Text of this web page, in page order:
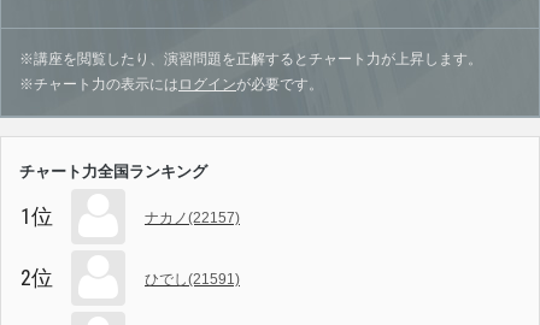
※講座を閲覧したり、演習問題を正解するとチャート力が上昇します。
※チャート力の表示には ログインが必要です。
チャート力全国ランキング
1位 ナカノ(22157)
2位 ひでし(21591)